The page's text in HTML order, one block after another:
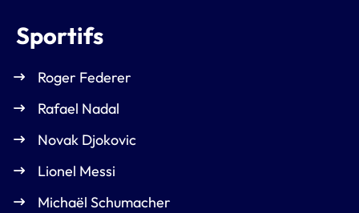
Sportifs
Roger Federer
Rafael Nadal
Novak Djokovic
Lionel Messi
Michaël Schumacher